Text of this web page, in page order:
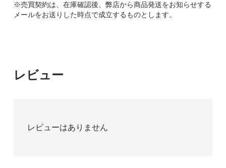
※売買契約は、在庫確認後、弊店から商品発送をお知らせする
メールをお送りした時点で成立するものとします。
レビュー
レビューはありません